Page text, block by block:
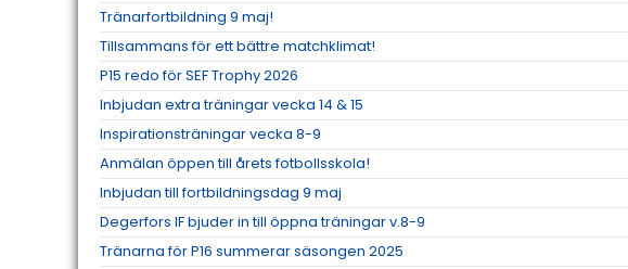
Tränarfortbildning 9 maj!
Tillsammans för ett bättre matchklimat!
P15 redo för SEF Trophy 2026
Inbjudan extra träningar vecka 14 & 15
Inspirationsträningar vecka 8-9
Anmälan öppen till årets fotbollsskola!
Inbjudan till fortbildningsdag 9 maj
Degerfors IF bjuder in till öppna träningar v.8-9
Tränarna för P16 summerar säsongen 2025